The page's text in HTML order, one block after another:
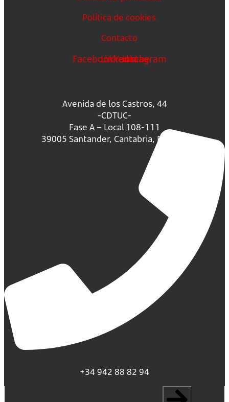
Política de cookies
Contacto
FacebookLinkedin
Youtube
Instagram
Avenida de los Castros, 44
-CDTUC-
Fase A – Local 108-111
39005 Santander, Cantabria, España.
+34 942 88 82 94